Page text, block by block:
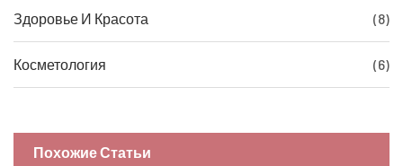
Здоровье И Красота (8)
Косметология (6)
Похожие Статьи